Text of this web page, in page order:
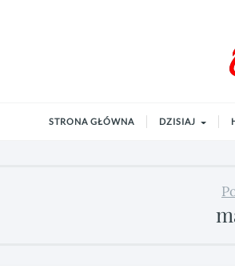
STRONA GŁÓWNA DZISIAJ